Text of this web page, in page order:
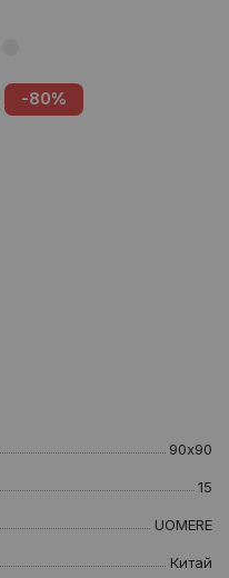
-80%
90х90
15
UOMERE
Китай